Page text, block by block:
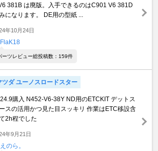
381B は廃版。入手できるのはC901 V6 381D
になります。 DE用の型紙 ...
年10月24日
FlaK18
ーツレビュー総投稿数：159件
ツダ ユーノスロードスター
購入 N452-V6-38Y ND用のETCKIT デットス
スの活用かつ見た目スッキリ 作業はETC移設含
2h程でした
年9月21日
えのら。